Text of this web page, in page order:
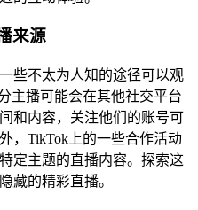
来源
些不太为人知的途径可以观
主播可能会在其他社交平台
和内容，关注他们的账号可
，TikTok上的一些合作活动
定主题的直播内容。探索这
藏的精彩直播。